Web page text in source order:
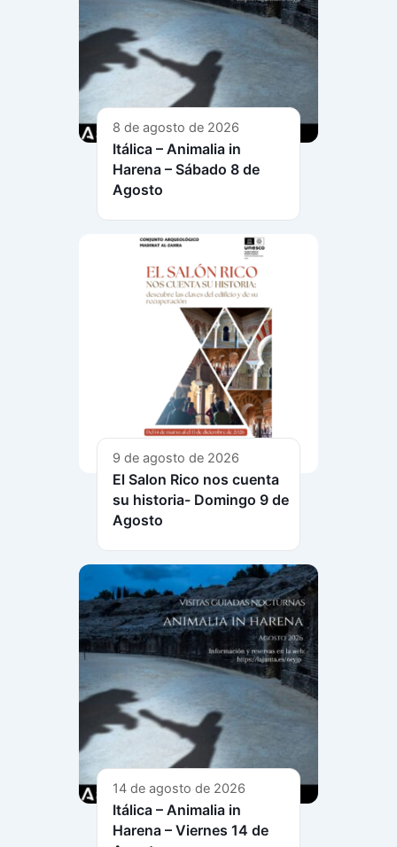
8 de agosto de 2026
Itálica – Animalia in
Harena – Sábado 8 de
Agosto
9 de agosto de 2026
El Salon Rico nos cuenta
su historia- Domingo 9 de
Agosto
14 de agosto de 2026
Itálica – Animalia in
Harena – Viernes 14 de